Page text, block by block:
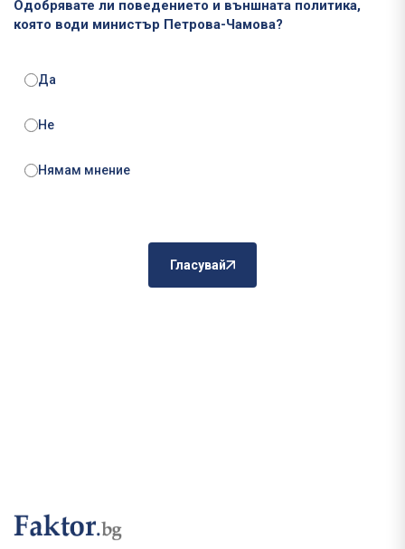
Одобрявате ли поведението и външната политика,
която води министър Петрова-Чамова?
Да
Не
Нямам мнение
Гласувай